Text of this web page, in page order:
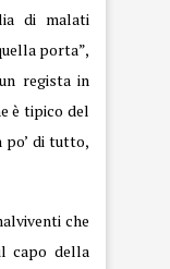
di malati
porta”,
regista in
è tipico del
po’ di tutto,
che
capo della